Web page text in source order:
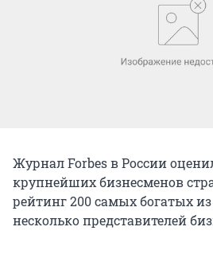
Журнал Forbes в России
крупнейших бизнесменов
рейтинг 200 самых богатых
несколько представителей